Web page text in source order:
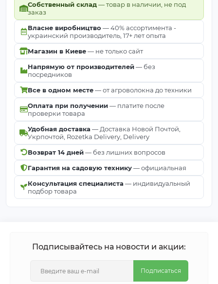
Собственный склад— товар в наличии, не под
заказ
Власне виробництво — 40% ассортимента -
украинский производитель, 17+ лет опыта
Магазин в Киеве— не только сайт
Напрямую от производителей— без
посредников
Все в одном месте— от агроволокна до техники
Оплата при получении— платите после
проверки товара
Удобная доставка — Доставка Новой Почтой,
Укрпочтой, Rozetka Delivery, Delivery
Возврат 14 дней— без лишних вопросов
Гарантия на садовую технику— официальная
Консультация специалиста — индивидуальный
подбор товара
Подписывайтесь на новости и акции:
Подписаться